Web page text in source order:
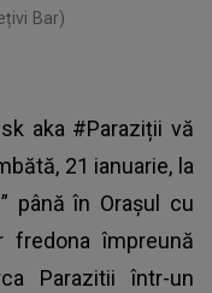
Bar)
aka #Paraziții vă
21 ianuarie, la
” până în Orașul cu
fredona împreună
Parazitii într-un